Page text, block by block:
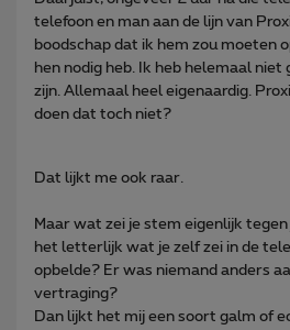
telefoon en man aan de lijn van
boodschap dat ik hem zou moeten
hen nodig heb. Ik heb helemaal
zijn. Allemaal heel eigenaardig.
doen dat toch niet?
Dat lijkt me ook raar.
Maar wat zei je stem eigenlijk
het letterlijk wat je zelf zei in de
opbelde? Er was niemand anders
vertraging?
Dan lijkt het mij een soort galm of